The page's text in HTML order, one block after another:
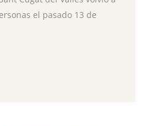
el pasado 13 de